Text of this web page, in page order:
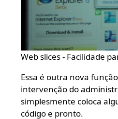
Web slices - Facilidade
Essa é outra nova
intervenção do
simplesmente coloca
código e pronto.